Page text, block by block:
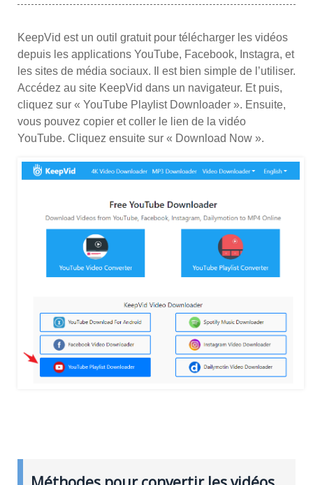
KeepVid est un outil gratuit pour télécharger les vidéos
depuis les applications YouTube, Facebook, Instagra, et
les sites de média sociaux. Il est bien simple de l’utiliser.
Accédez au site KeepVid dans un navigateur. Et puis,
cliquez sur « YouTube Playlist Downloader ». Ensuite,
vous pouvez copier et coller le lien de la vidéo
YouTube. Cliquez ensuite sur « Download Now ».